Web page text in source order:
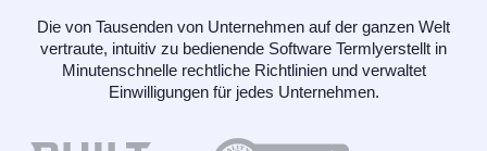
Die von Tausenden von Unternehmen auf der ganzen Welt
vertraute, intuitiv zu bedienende Software Termlyerstellt in
Minutenschnelle rechtliche Richtlinien und verwaltet
Einwilligungen für jedes Unternehmen.